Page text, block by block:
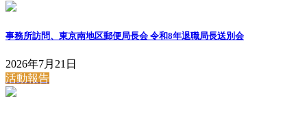
事務所訪問、東京南地区郵便局長会 令和8年退職局長送別会
2026年7月21日
活動報告